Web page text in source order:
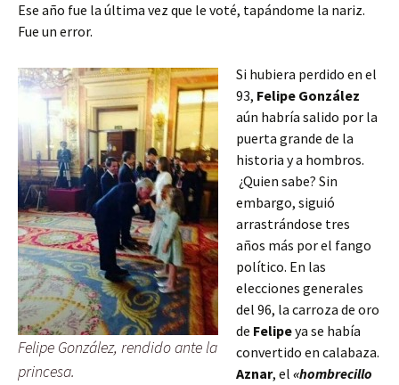
Ese año fue la última vez que le voté, tapándome la nariz.
Fue un error.
Felipe González, rendido ante la
princesa.
Si hubiera perdido en el
93, Felipe González
aún habría salido por la
puerta grande de la
historia y a hombros.
¿Quien sabe? Sin
embargo, siguió
arrastrándose tres
años más por el fango
político. En las
elecciones generales
del 96, la carroza de oro
de Felipeya se había
convertido en calabaza.
Aznar, el «hombrecillo